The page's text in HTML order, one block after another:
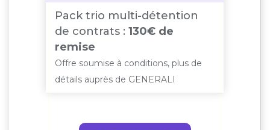
Pack trio multi-détention
de contrats : 130€ de
remise
Offre soumise à conditions, plus de
détails auprès de GENERALI